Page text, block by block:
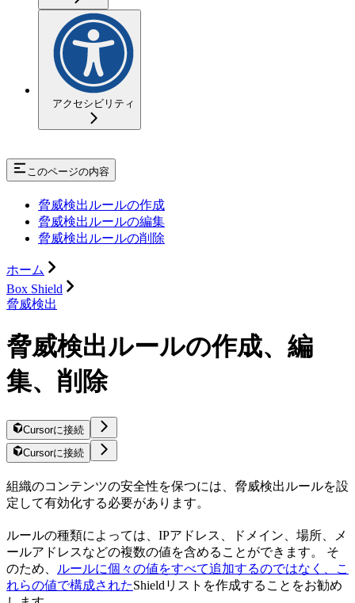
アクセシビリティ
このページの内容
脅威検出ルールの作成
脅威検出ルールの編集
脅威検出ルールの削除
ホーム
Box Shield
脅威検出
脅威検出ルールの作成、編
集、削除
Cursorに接続
Cursorに接続
組織のコンテンツの安全性を保つには、脅威検出ルールを設
定して有効化する必要があります。
ルールの種類によっては、IPアドレス、ドメイン、場所、メ
ールアドレスなどの複数の値を含めることができます。 そ
のため、
ルールに個々の値をすべて追加するのではなく、こ
れらの値で構成されたShieldリストを作成することをお勧め